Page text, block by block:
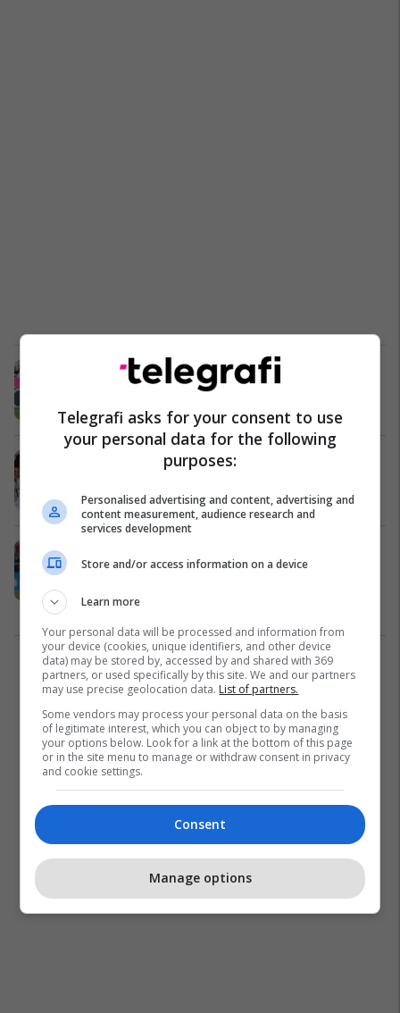
Agjenti i Sanes ia ofron sulmuesin
gjerman skuadrës londineze
Bundesliga
Galatasaray befason të gjithë,
Bundesliga 25/05/2025
transferojë yllin holandez si
Bundesliga
1
Telegrafi asks for your consent to use
your personal data for the following
purposes:
Personalised advertising and content, advertising and
content measurement, audience research and
services development
Store and/or access information on a device
Learn more
Your personal data will be processed and information from
your device (cookies, unique identifiers, and other device
data) may be stored by, accessed by and shared with 369
partners, or used specifically by this site. We and our partners
may use precise geolocation data. List of partners.
Some vendors may process your personal data on the basis
of legitimate interest, which you can object to by managing
your options below. Look for a link at the bottom of this page
or in the site menu to manage or withdraw consent in privacy
and cookie settings.
Consent
Manage options